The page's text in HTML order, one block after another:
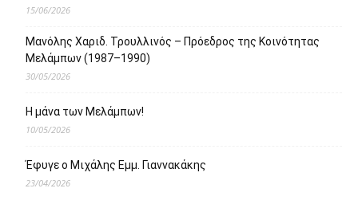
15/06/2026
Μανόλης Χαριδ. Τρουλλινός – Πρόεδρος της Κοινότητας
Μελάμπων (1987–1990)
30/05/2026
Η μάνα των Μελάμπων!
10/05/2026
Έφυγε ο Μιχάλης Εμμ. Γιαννακάκης
23/04/2026